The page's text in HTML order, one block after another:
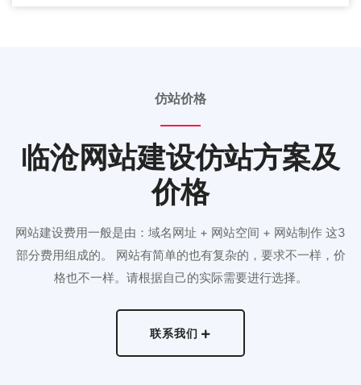
仿站价格
临沧网站建设仿站方案及
价格
网站建设费用一般是由：域名网址 + 网站空间 + 网站制作 这3
部分费用组成的。 网站有简单的也有复杂的，要求不一样，价
格也不一样。请根据自己的实际需要进行选择。
联系我们